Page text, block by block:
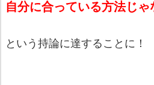
自分に合っている方法じ
という持論に達することに！